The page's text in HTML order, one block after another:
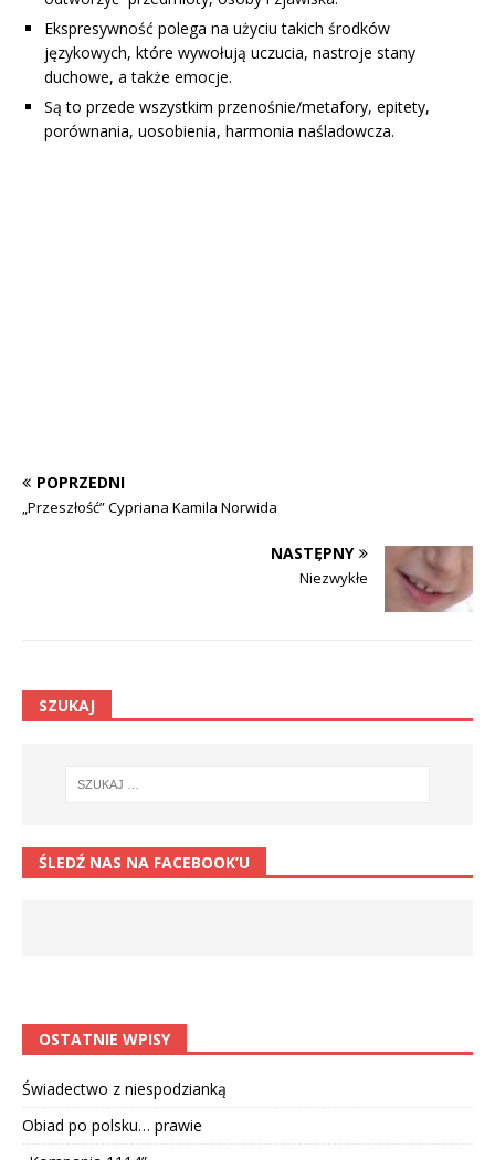
Ekspresywność polega na użyciu takich środków
językowych, które wywołują uczucia, nastroje stany
duchowe, a także emocje.
Są to przede wszystkim przenośnie/metafory, epitety,
porównania, uosobienia, harmonia naśladowcza.
POPRZEDNI
„Przeszłość” Cypriana Kamila Norwida
NASTĘPNY
Niezwykłe
SZUKAJ
ŚLEDŹ NAS NA FACEBOOK’U
OSTATNIE WPISY
Świadectwo z niespodzianką
Obiad po polsku… prawie